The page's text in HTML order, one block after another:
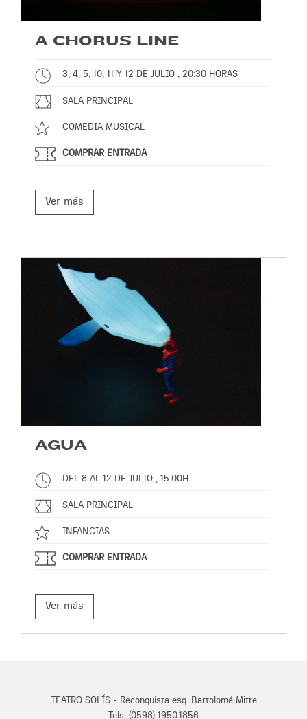
A CHORUS LINE
3, 4, 5, 10, 11 Y 12 DE JULIO , 20:30 HORAS
SALA PRINCIPAL
COMEDIA MUSICAL
COMPRAR ENTRADA
Ver más
AGUA
DEL 8 AL 12 DE JULIO , 15:00H
SALA PRINCIPAL
INFANCIAS
COMPRAR ENTRADA
Ver más
TEATRO SOLÍS - Reconquista esq. Bartolomé Mitre
Tels. (0598) 1950.1856